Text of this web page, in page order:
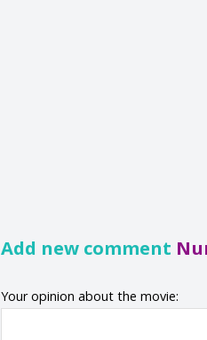
Add new comment
Your opinion about the movie: